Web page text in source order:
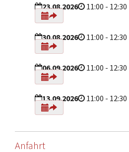
23.08.2026 11:00 -
30.08.2026 11:00 -
06.09.2026 11:00 -
13.09.2026 11:00 -
Anfahrt